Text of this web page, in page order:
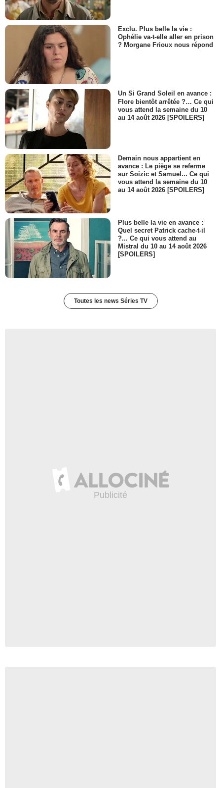
Exclu. Plus belle la vie :
Ophélie va-t-elle aller en prison
? Morgane Frioux nous répond
Un Si Grand Soleil en avance :
Flore bientôt arrêtée ?… Ce qui
vous attend la semaine du 10
au 14 août 2026 [SPOILERS]
Demain nous appartient en
avance : Le piège se referme
sur Soizic et Samuel... Ce qui
vous attend la semaine du 10
au 14 août 2026 [SPOILERS]
Plus belle la vie en avance :
Quel secret Patrick cache-t-il
?... Ce qui vous attend au
Mistral du 10 au 14 août 2026
[SPOILERS]
Toutes les news Séries TV